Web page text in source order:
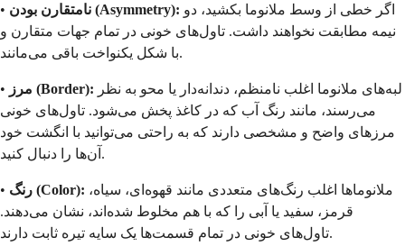
• نامتقارن بودن (Asymmetry):
نیمه مطابقت نخواهند داشت. تاول‌های خونی در تمام جهات متقارن و
با شکل یکنواخت باقی می‌مانند.
• مرز (Border):
می‌رسند، مانند رنگ آب که در کاغذ پخش می‌شود. تاول‌های خونی
مرزهای واضح و مشخصی دارند که به راحتی می‌توانید با انگشت خود
آن‌ها را دنبال کنید.
• رنگ (Color):
قرمز، سفید یا آبی را که با هم مخلوط شده‌اند، نشان می‌دهند.
تاول‌های خونی در تمام قسمت‌ها یک سایه تیره ثابت دارند.